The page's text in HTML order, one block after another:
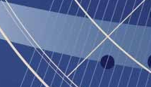
ז'אן-ז'אק רוסו, מהפילוסופים
הצרפתית ועד ימינו, תיאר כיצד כל
על חשבון קבוצות אחרות שכן מטבעו
האינטרסים שלו, כפי שהכלכלה